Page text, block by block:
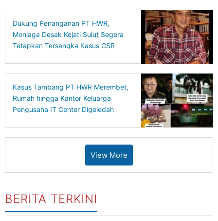
Dukung Penanganan PT HWR,
Moniaga Desak Kejati Sulut Segera
Tetapkan Tersangka Kasus CSR
Kasus Tambang PT HWR Merembet,
Rumah hingga Kantor Keluarga
Pengusaha IT Center Digeledah
View More
BERITA TERKINI